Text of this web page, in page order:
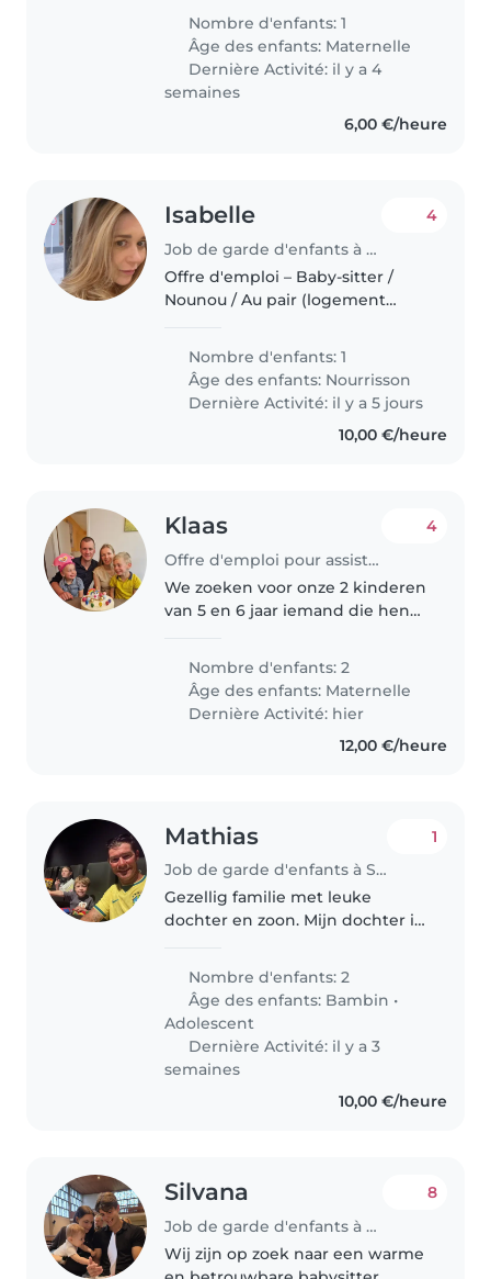
hij meestal wel los. Contact
zoeken en je inleven in zijn
belevingswereld is belangrijk...
Nombre d'enfants: 1
Âge des enfants: Maternelle
Dernière Activité: il y a 4
semaines
6,00 €/heure
Isabelle
Job de garde d'enfants à Orp-Jauche
4
Offre d'emploi – Baby-sitter /
Nounou / Au pair (logement
famille chaleureuse à la
recherche d'une baby-sitter,
nounou ou jeune au pair de
confiance pour..
Nombre d'enfants: 1
Âge des enfants: Nourrisson
Dernière Activité: il y a 5 jours
10,00 €/heure
Klaas
Offre d'emploi pour assistante maternelle à Ypres
4
We zoeken voor onze 2 kinderen
van 5 en 6 jaar iemand die hen
en evt. helpen met schoolwerk,
koken of andere huishoudelijke..
Nombre d'enfants: 2
Âge des enfants: Maternelle
Dernière Activité: hier
12,00 €/heure
Mathias
Job de garde d'enfants à Slijpe
1
Gezellig familie met leuke
dochter en zoon. Mijn dochter is
zoon is nog speels en mijn
dochter maakt rap vrienden.
Nombre d'enfants: 2
Âge des enfants: Bambin •
Adolescent
Dernière Activité: il y a 3
semaines
10,00 €/heure
Silvana
Job de garde d'enfants à Kasterlee
8
Wij zijn op zoek naar een warme